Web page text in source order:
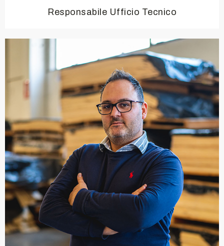
Responsabile Ufficio Tecnico